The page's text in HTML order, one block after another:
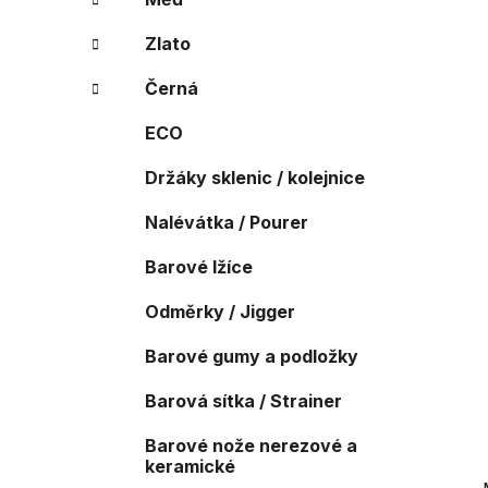
n
n
o
i
e
Zlato
Černá
ECO
Držáky sklenic / kolejnice
Nalévátka / Pourer
Barové lžíce
Odměrky / Jigger
Barové gumy a podložky
Barová sítka / Strainer
Barové nože nerezové a
keramické